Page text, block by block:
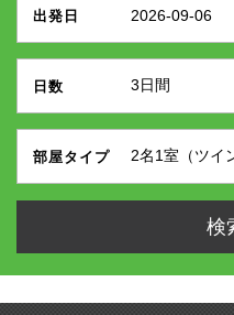
出発日 2026-09-06
日数
部屋タイプ